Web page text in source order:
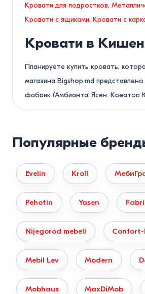
Кровати для подростков,
Кровати с ящиками, Кровати с
Кровати в
Планируете купить кровать,
магазина Bigshop.md
фабрик (Амбианта, Ясен, Креатор
Не теряйте время на
Классификация
Долговечность мебели и ее
Деревянные кровати
подвержены рассыханию и
Металлические модели.
краской, выдерживает
Мягкие (интерьерные)
Популярные
Evelin Kroll
Pehotin Yasen
Nijegorod mebeli Confort-
Mebil Lev Modern
Mobhaus MaxDiMob